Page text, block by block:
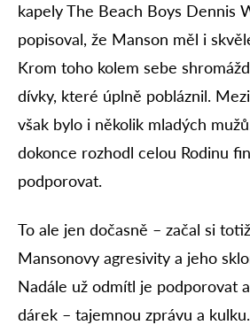
kapely The Beach Boys Dennis
popisoval, že Manson měl i
Krom toho kolem sebe
dívky, které úplně pobláznil.
však bylo i několik mladých
dokonce rozhodl celou Rodinu
podporovat.
To ale jen dočasně – začal si
Mansonovy agresivity a jeho
Nadále už odmítl je podporovat
dárek – tajemnou zprávu a kulku.